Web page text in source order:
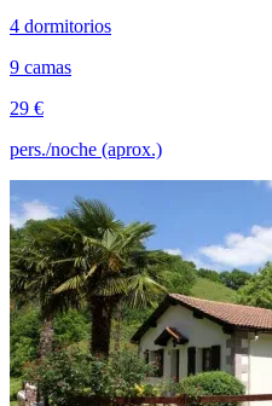
4 dormitorios
9 camas
29 €
pers./noche (aprox.)